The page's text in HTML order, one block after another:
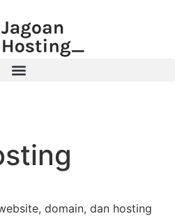
domain, dan hosting